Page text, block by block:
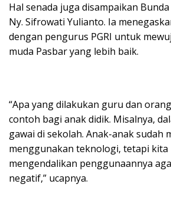
Hal senada juga disampaikan Bunda
Ny. Sifrowati Yulianto. Ia
dengan pengurus PGRI untuk
muda Pasbar yang lebih baik.
“Apa yang dilakukan guru dan
contoh bagi anak didik. Misalnya,
gawai di sekolah. Anak-anak sudah
menggunakan teknologi, tetapi kita
mengendalikan penggunaannya
negatif,” ucapnya.